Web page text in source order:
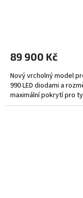
89 900 Kč
Nový vrcholný model
990 LED diodami a
maximální pokrytí pro